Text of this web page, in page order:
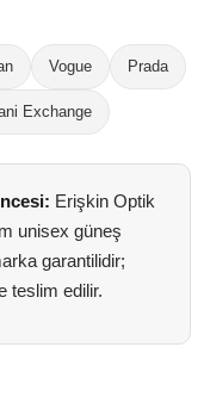
Vogue Prada
Exchange
Erişkin Optik
unisex güneş
garantilidir;
teslim edilir.